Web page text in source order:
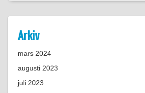
Arkiv
mars 2024
augusti 2023
juli 2023